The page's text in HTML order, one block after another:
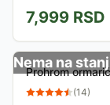
kvaliteta
7,999 RSD
Nema na
Prohrom
(14)